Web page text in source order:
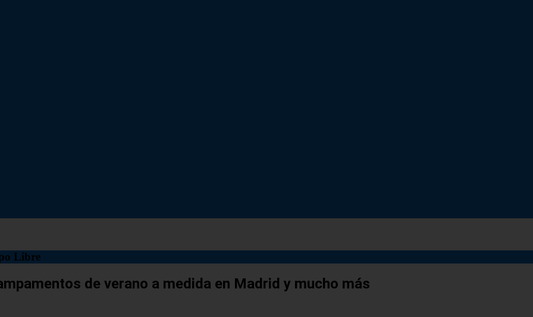
Libre
de verano a medida en Madrid y mucho más